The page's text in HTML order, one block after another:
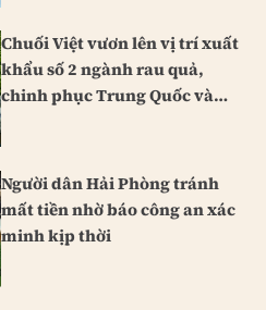
Chuối Việt vươn lên vị trí xuất
khẩu số 2 ngành rau quả,
chinh phục Trung Quốc và
Người dân Hải Phòng tránh
mất tiền nhờ báo công an xác
minh kịp thời